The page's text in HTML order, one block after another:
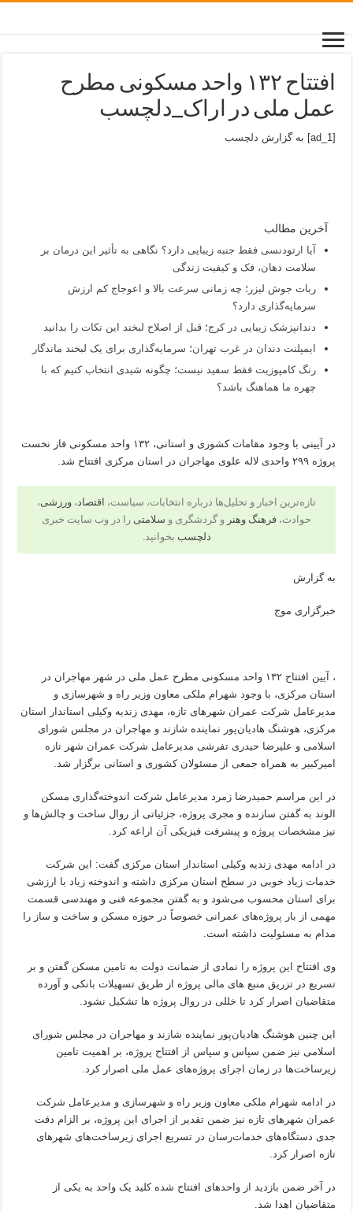
افتتاح ۱۳۲ واحد مسکونی مطرح
عمل ملی در اراک_دلچسب
[ad_1] به گزارش دلچسب
آخرین مطالب
آیا ارتودنسی فقط جنبه زیبایی دارد؟ نگاهی به تأثیر این درمان بر
سلامت دهان، فک و کیفیت زندگی
ربات جوش لیزر؛ چه زمانی سرعت بالا و اعوجاج کم ارزش
سرمایه‌گذاری دارد؟
دندانپزشک زیبایی در کرج؛ قبل از اصلاح لبخند این نکات را بدانید
ایمپلنت دندان در غرب تهران؛ سرمایه‌گذاری برای یک لبخند ماندگار
رنگ کامپوزیت فقط سفید نیست؛ چگونه شیدی انتخاب کنیم که با
چهره ما هماهنگ باشد؟
در آیینی با وجود مقامات کشوری و استانی، ۱۳۲ واحد مسکونی فاز نخست
پروژه ۲۹۹ واحدی لاله علوی مهاجران در استان مرکزی افتتاح شد.
تازه‌ترین اخبار و تحلیل‌ها درباره انتخابات، سیاست، اقتصاد، ورزشی،
حوادث، فرهنگ وهنر و گردشگری و سلامتی را در وب سایت خبری
دلچسب بخوانید.
به گزارش
خبرگزاری موج
، آیین افتتاح ۱۳۲ واحد مسکونی مطرح عمل ملی در شهر مهاجران در
استان مرکزی، با وجود شهرام ملکی معاون وزیر راه و شهرسازی و
مدیرعامل شرکت عمران شهرهای تازه، مهدی زندیه وکیلی استاندار استان
مرکزی، هوشنگ هادیان‌پور نماینده شازند و مهاجران در مجلس شورای
اسلامی و علیرضا حیدری تفرشی مدیرعامل شرکت عمران شهر تازه
امیرکبیر به همراه جمعی از مسئولان کشوری و استانی برگزار شد.
در این مراسم حمیدرضا زمرد مدیرعامل شرکت اندوخته‌گذاری مسکن
الوند به گفتن سازنده و مجری پروژه، جزئیاتی از روال ساخت و چالش‌ها و
نیز مشخصات پروژه و پیشرفت فیزیکی آن اراعه کرد.
در ادامه مهدی زندیه وکیلی استاندار استان مرکزی گفت: این شرکت
خدمات زیاد خوبی در سطح استان مرکزی داشته و اندوخته زیاد با ارزشی
برای استان محسوب می‌شود و به گفتن مجموعه فنی و مهندسی قسمت
مهمی از بار پروژه‌های عمرانی خصوصاً در حوزه مسکن و ساخت و ساز را
مدام به مسئولیت داشته است.
وی افتتاح این پروژه را نمادی از ضمانت دولت به تامین مسکن گفتن و بر
تسریع در تزریق منبع های مالی پروژه از طریق تسهیلات بانکی و آورده
متقاضیان اصرار کرد تا خللی در روال پروژه ها تشکیل نشود.
این چنین هوشنگ هادیان‌پور نماینده شازند و مهاجران در مجلس شورای
اسلامی نیز ضمن سپاس و سپاس از افتتاح پروژه، بر اهمیت تامین
زیرساخت‌ها در زمان اجرای پروژه‌های عمل ملی اصرار کرد.
در ادامه شهرام ملکی معاون وزیر راه و شهرسازی و مدیرعامل شرکت
عمران شهرهای تازه نیز ضمن تقدیر از اجرای این پروژه، بر الزام دقت
جدی دستگاه‌های خدمات‌رسان در تسریع اجرای زیرساخت‌های شهرهای
تازه اصرار کرد.
در آخر ضمن بازدید از واحدهای افتتاح شده کلید یک واحد به یکی از
متقاضیان اهدا شد.